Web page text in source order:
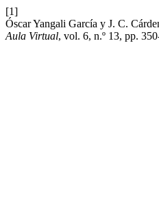
[1]
Óscar Yangali García y J. C.
Aula Virtual, vol. 6, n.º 13, pp.